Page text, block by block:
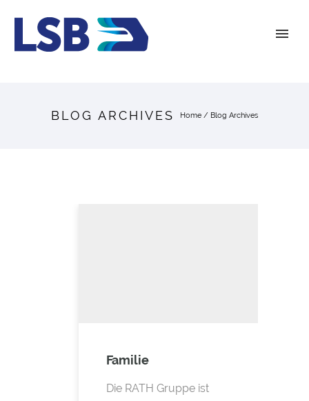
BLOG ARCHIVES Home / Blog Archives
Familie
Die RATH Gruppe ist